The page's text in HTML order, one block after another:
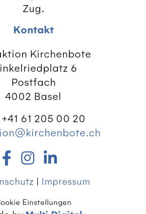
Zug.
Kontakt
Kirchenbote
6
Postfach
4002 Basel
61 205 00 20
| Impressum
Einstellungen